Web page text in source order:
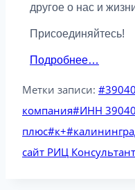
другое о нас и
Присоединяйтесь!
Подробнее…
Метки записи: #
компания#ИНН
плюс#к+#
сайт РИЦ